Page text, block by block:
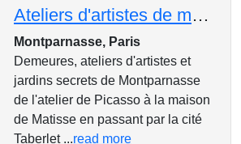
Ateliers d'artistes de montparnasse de l'atelier de Picasso à la maison de Matisse
Montparnasse, Paris
Demeures, ateliers d'artistes et
jardins secrets de Montparnasse
de l'atelier de Picasso à la maison
de Matisse en passant par la cité
Taberlet ...read more